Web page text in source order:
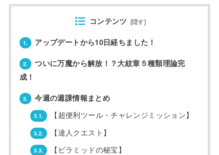
コンテンツ [隠す]
1. アップデートから10日経ちました！
2.
ついに万魔から解放！？大紋章５種類理論完
成！
3. 今週の週課情報まとめ
3.1. 【超便利ツール・チャレンジミッション】
3.2. 【達人クエスト】
3.3. 【ピラミッドの秘宝】